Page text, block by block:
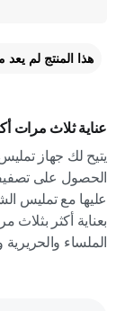
عناية ثلاث مرات
الحصول على
عليها مع تمليس
بعناية أكثر بثلاث
الملساء
هذا المنتج لم يعد